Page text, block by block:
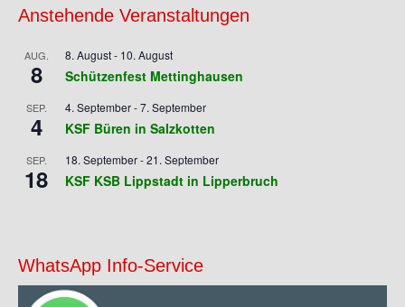
Anstehende Veranstaltungen
AUG.
8
8. August- 10. August
Schützenfest Mettinghausen
SEP.
4
4. September-7. September
KSF Büren in Salzkotten
SEP.
18
18. September-21. September
KSF KSB Lippstadt in Lipperbruch
WhatsApp Info-Service